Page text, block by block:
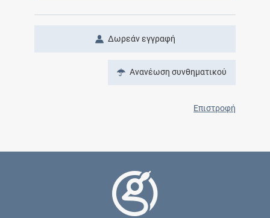
Δωρεάν εγγραφή
Ανανέωση συνθηματικού
Επιστροφή